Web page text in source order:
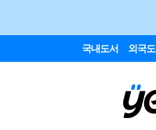
국내도서 외국